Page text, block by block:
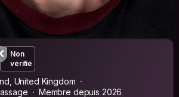
Non
vérifié
United Kingdom
Membre depuis 2026